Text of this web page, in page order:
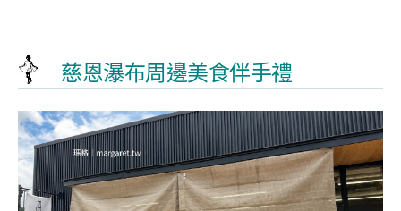
慈恩瀑布周邊美食伴手禮